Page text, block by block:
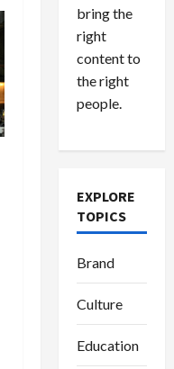
bring the
right
content to
the right
people.
EXPLORE
TOPICS
Brand
Culture
Education